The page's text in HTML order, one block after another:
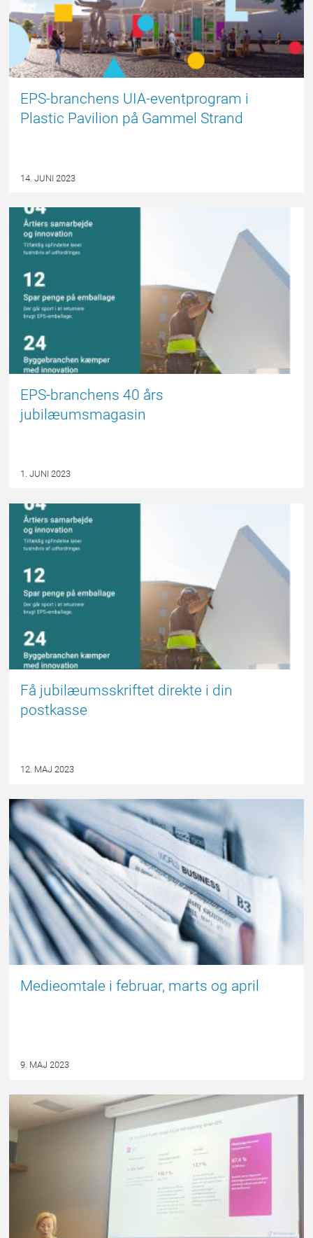
EPS-branchens UIA-eventprogram i
Plastic Pavilion på Gammel Strand
14. JUNI 2023
EPS-branchens 40 års
jubilæumsmagasin
1. JUNI 2023
Få jubilæumsskriftet direkte i din
postkasse
12. MAJ 2023
Medieomtale i februar, marts og april
9. MAJ 2023
FORSIDE